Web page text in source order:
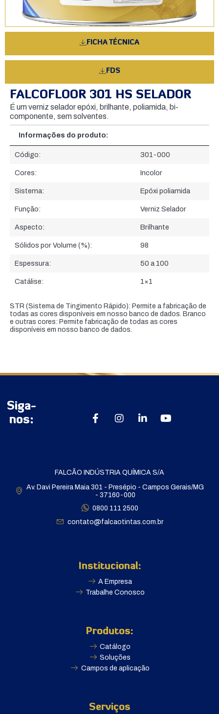
FICHA TÉCNICA
FDS
FALCOFLOOR 301 HS SELADOR
É um verniz selador epóxi, brilhante, poliamida, bi-
componente, sem solventes.
Informações do produto:
Informações do produto:
Código: 301-000
Cores: Incolor
Sistema: Epóxi poliamida
Função: Verniz Selador
Aspecto: Brilhante
Sólidos por Volume (%): 98
Espessura: 50 a 100
Catálise: 1×1
STR (Sistema de Tingimento Rápido): Permite a fabricação de
todas as cores disponíveis em nosso banco de dados. Branco
e outras cores: Permite fabricação de todas as cores
disponíveis em nosso banco de dados.
Siga-
nos:
FALCÃO INDÚSTRIA QUÍMICA S/A
Av. Davi Pereira Maia 301 - Presépio - Campos Gerais/MG
- 37160-000
0800 111 2500
contato@falcaotintas.com.br
Institucional:
A Empresa
Trabalhe Conosco
Produtos:
Catálogo
Soluções
Campos de aplicação
Serviços